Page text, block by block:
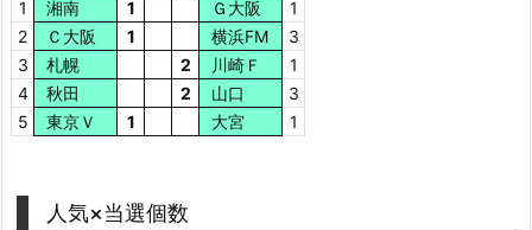
1
湘南 1 Ｇ大阪
1
2
Ｃ大阪 1 横浜FM
3
3
札幌 2 川崎Ｆ
1
4
秋田 2 山口
3
5
東京Ｖ 1 大宮 1
人気×当選個数